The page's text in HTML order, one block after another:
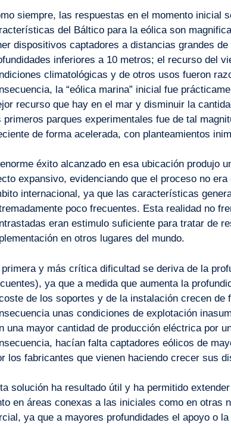
siempre, las respuestas en el momento inicial
del Báltico para la eólica son
dispositivos captadores a distancias grandes
inferiores a 10 metros; el recurso del
climatológicas y de otros usos fueron
la “eólica marina” inicial fue
recurso que hay en el mar y disminuir la
primeros parques experimentales fue de tal
de forma acelerada, con planteamientos
éxito alcanzado en esa ubicación produjo
expansivo, evidenciando que el proceso no
internacional, ya que las características
poco frecuentes. Esta realidad no
eran estimulo suficiente para tratar de
en otros lugares del mundo.
primera y más crítica dificultad se deriva de la
ya que a medida que aumenta la
de los soportes y de la instalación crecen de
unas condiciones de explotación
una mayor cantidad de producción eléctrica por
hacían falta captadores eólicos de
los fabricantes que vienen haciendo crecer sus
solución ha resultado útil y ha permitido
en áreas conexas a las iniciales como en otras
ya que a mayores profundidades el apoyo o